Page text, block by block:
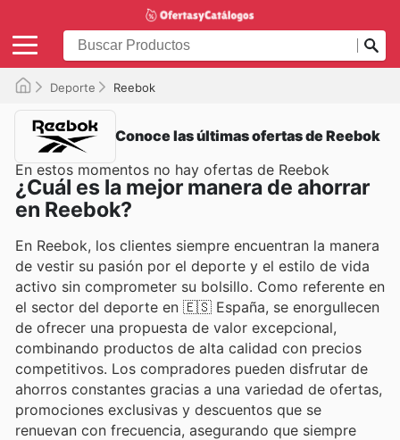
Deporte Reebok
Conoce las últimas ofertas de Reebok
En estos momentos no hay ofertas de Reebok
¿Cuál es la mejor manera de ahorrar
en Reebok?
En Reebok, los clientes siempre encuentran la manera
de vestir su pasión por el deporte y el estilo de vida
activo sin comprometer su bolsillo. Como referente en
el sector del deporte en 🇪🇸 España, se enorgullecen
de ofrecer una propuesta de valor excepcional,
combinando productos de alta calidad con precios
competitivos. Los compradores pueden disfrutar de
ahorros constantes gracias a una variedad de ofertas,
promociones exclusivas y descuentos que se
renuevan con frecuencia, asegurando que siempre